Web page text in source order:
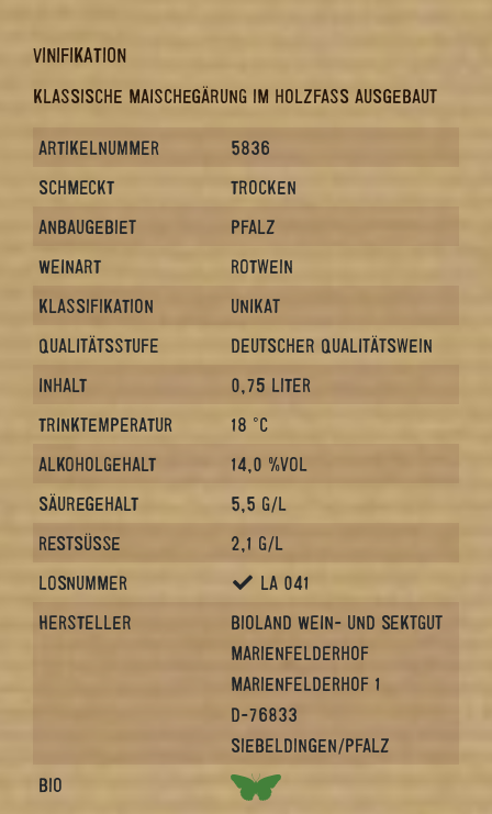
VINIFIKATION
KLASSISCHE MAISCHEGÄRUNG IM HOLZFASS AUSGEBAUT
ARTIKELNUMMER
5836
SCHMECKT
TROCKEN
ANBAUGEBIET
PFALZ
WEINART
ROTWEIN
KLASSIFIKATION
UNIKAT
QUALITÄTSSTUFE
DEUTSCHER QUALITÄTSWEIN
INHALT
0,75 LITER
TRINKTEMPERATUR
18 °C
ALKOHOLGEHALT
14,0 %VOL
SÄUREGEHALT
5,5 G/L
RESTSÜSSE
2,1 G/L
LOSNUMMER
LA 041
HERSTELLER
BIOLAND WEIN- UND SEKTGUT
MARIENFELDERHOF
MARIENFELDERHOF 1
D-76833
SIEBELDINGEN/PFALZ
BIO